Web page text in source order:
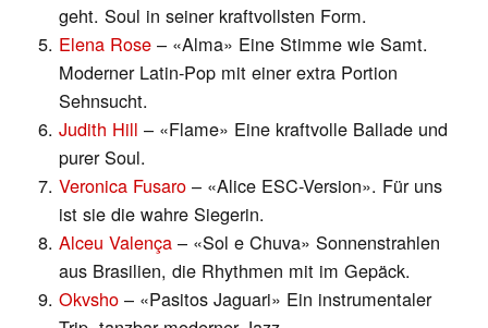
geht. Soul in seiner kraftvollsten Form.
Elena Rose– «Alma» Eine Stimme wie Samt.
Moderner Latin-Pop mit einer extra Portion
Sehnsucht.
Judith Hill – «Flame» Eine kraftvolle Ballade und
purer Soul.
Veronica Fusaro– «Alice ESC-Version». Für uns
ist sie die wahre Siegerin.
Alceu Valença– «Sol e Chuva» Sonnenstrahlen
aus Brasilien, die Rhythmen mit im Gepäck.
Okvsho – «Pasitos Jaguari» Ein instrumentaler